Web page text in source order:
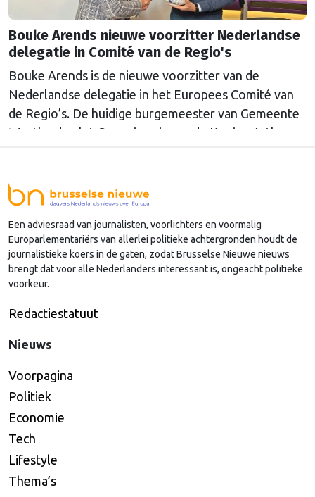
Bouke Arends nieuwe voorzitter Nederlandse
delegatie in Comité van de Regio's
Bouke Arends is de nieuwe voorzitter van de
Nederlandse delegatie in het Europees Comité van
de Regio’s. De huidige burgemeester van Gemeente
Westland volgt Commissaris van de Koning Arthur
Nederlandse regio’s behoorlijk succesvol in hun
lobby in Brussel, en dat komt vooral omdat …
Continued
Een adviesraad van journalisten, voorlichters en voormalig
Europarlementariërs van allerlei politieke achtergronden houdt de
journalistieke koers in de gaten, zodat Brusselse Nieuwe nieuws
brengt dat voor alle Nederlanders interessant is, ongeacht politieke
voorkeur.
Redactiestatuut
Nieuws
Voorpagina
Politiek
Economie
Tech
Lifestyle
Thema’s